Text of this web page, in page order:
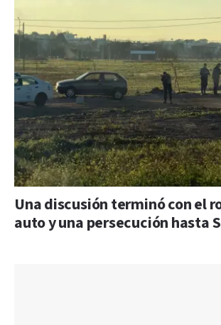
Una discusión terminó con el
auto y una persecución hasta